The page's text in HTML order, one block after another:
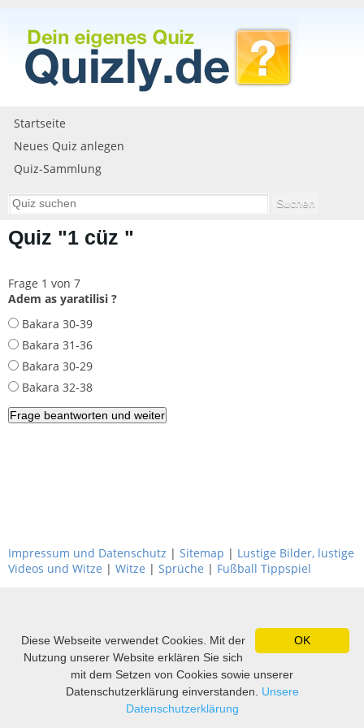
Startseite
Neues Quiz anlegen
Quiz-Sammlung
Quiz "1 cüz "
Frage 1 von 7
Adem as yaratilisi ?
Bakara 30-39
Bakara 31-36
Bakara 30-29
Bakara 32-38
Impressum und Datenschutz | Sitemap | Lustige Bilder, lustige
Videos und Witze | Witze | Sprüche | Fußball Tippspiel
OK
Diese Webseite verwendet Cookies. Mit der
Nutzung unserer Website erklären Sie sich
mit dem Setzen von Cookies sowie unserer
Datenschutzerklärung einverstanden. Unsere
Datenschutzerklärung